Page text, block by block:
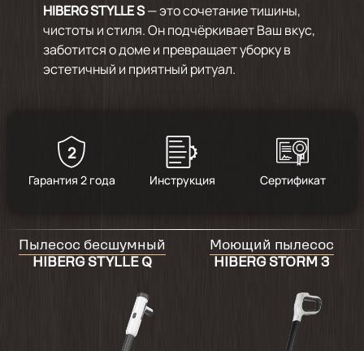
HIBERG STYLLE S— это сочетание тишины,
чистоты и стиля. Он подчёркивает Ваш вкус,
заботится о доме и превращает уборку в
эстетичный и приятный ритуал.
2
Гарантия 2 года Инструкция Сертификат
Пылесос бесшумный
HIBERG STYLLE Q
Моющий пылесос
HIBERG STORM 3